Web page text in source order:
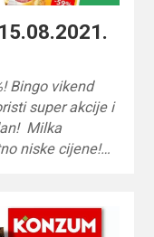
Bingo vikend
super akcije i
Milka
niske cijene!…